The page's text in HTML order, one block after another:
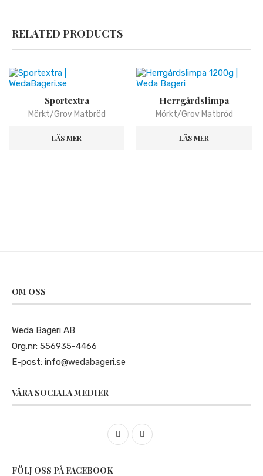
RELATED PRODUCTS
Sportextra
Mörkt/Grov Matbröd
LÄS MER
Herrgårdslimpa
Mörkt/Grov Matbröd
LÄS MER
OM OSS
Weda Bageri AB
Org.nr: 556935-4466
E-post: info@wedabageri.se
VÅRA SOCIALA MEDIER
FÖLJ OSS PÅ FACEBOOK